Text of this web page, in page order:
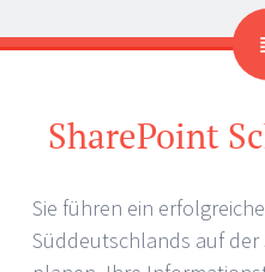
SharePoint
Sie führen ein
Süddeutschlands auf der